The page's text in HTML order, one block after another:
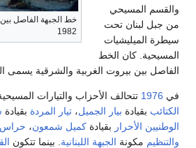
خط الجبهة الفاصل
1982
والقسم المسيحي
من جبل لبنان تحت
سيطرة الميليشيات
المسيحية. كان الخط
الفاصل بين بيروت الغربية والشرقية يسمى
في 1976 تتحالف الأحزاب والتيارات
الكتائب بقيادة بيار الجميل، تيار المردة بقيادة
الوطنيين الأحرار بقيادة كميل شمعون، حراس
والتنظيم مكونة الجبهة اللبنانية . بينما تتكون